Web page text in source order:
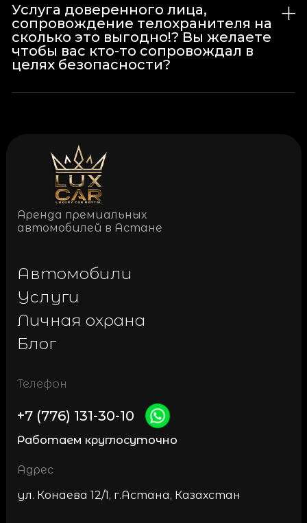
Услуга доверенного лица,
сопровождение телохранителя на
сколько это выгодно!? Вы желаете
чтобы вас кто-то сопровождал в
целях безопасности?
Аренда премиальных
автомобилей в Астане
Автомобили
Услуги
Личная охрана
Блог
Телефон
+7 (776) 131-30-10
Работаем круглосуточно
Адрес
ул. Конаева 12/1, г.Астана, Казахстан